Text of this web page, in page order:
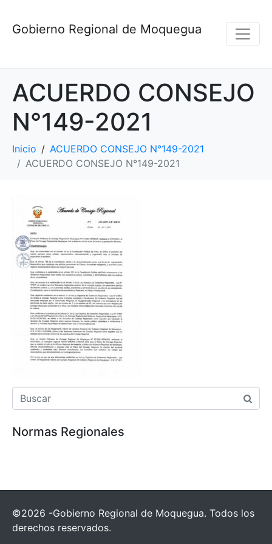
Gobierno Regional de Moquegua
ACUERDO CONSEJO
N°149-2021
Inicio
ACUERDO CONSEJO N°149-2021
ACUERDO CONSEJO N°149-2021
Normas Regionales
©2026 -Gobierno Regional de Moquegua. Todos los
derechos reservados.